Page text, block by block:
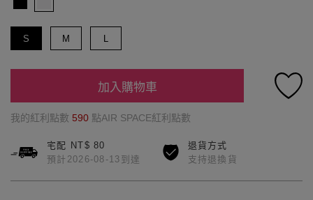
S M L
加入購物車
我的紅利點數 590 點AIR SPACE紅利點數
宅配 NT$ 80
預計2026-08-13到達
退貨方式
支持退換貨